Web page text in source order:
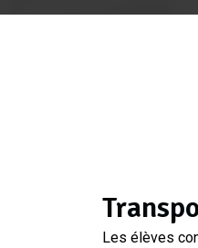
Les élèves